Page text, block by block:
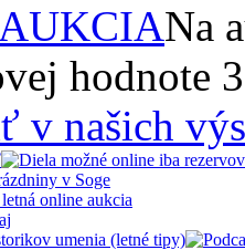
Na
hodnote
v našich
umenia (letné tipy)